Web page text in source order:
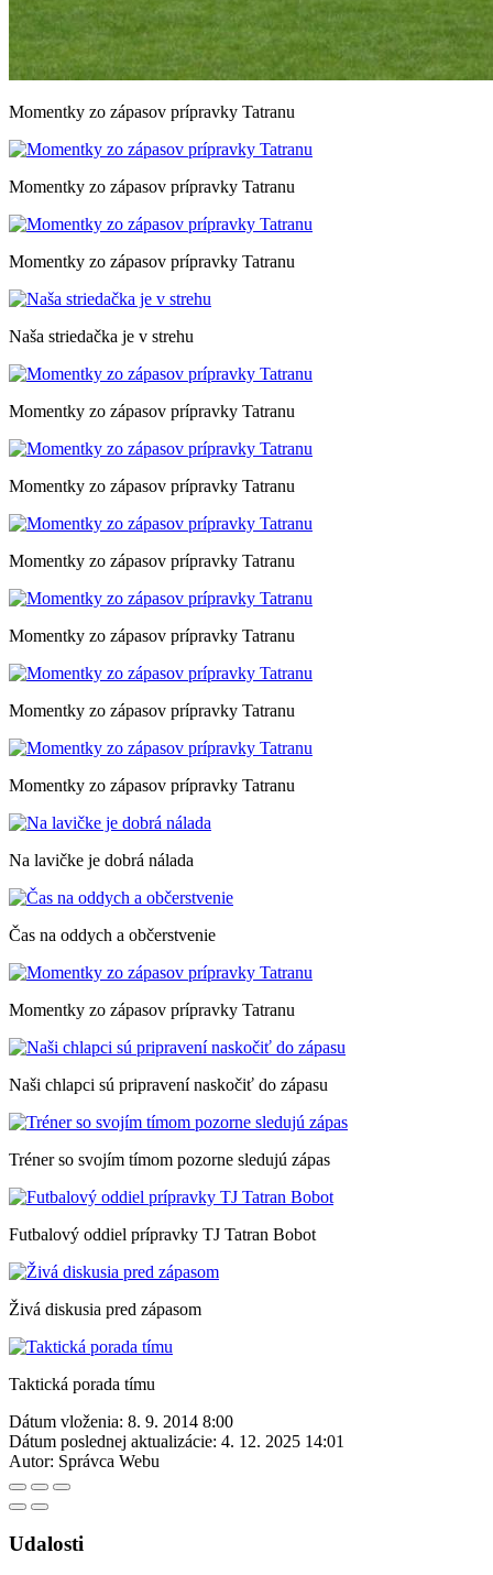
Momentky zo zápasov prípravky Tatranu
Momentky zo zápasov prípravky Tatranu
Momentky zo zápasov prípravky Tatranu
Naša striedačka je v strehu
Momentky zo zápasov prípravky Tatranu
Momentky zo zápasov prípravky Tatranu
Momentky zo zápasov prípravky Tatranu
Momentky zo zápasov prípravky Tatranu
Momentky zo zápasov prípravky Tatranu
Momentky zo zápasov prípravky Tatranu
Na lavičke je dobrá nálada
Čas na oddych a občerstvenie
Momentky zo zápasov prípravky Tatranu
Naši chlapci sú pripravení naskočiť do zápasu
Tréner so svojím tímom pozorne sledujú zápas
Futbalový oddiel prípravky TJ Tatran Bobot
Živá diskusia pred zápasom
Taktická porada tímu
Dátum vloženia: 8. 9. 2014 8:00
Dátum poslednej aktualizácie: 4. 12. 2025 14:01
Autor: Správca Webu
Udalosti